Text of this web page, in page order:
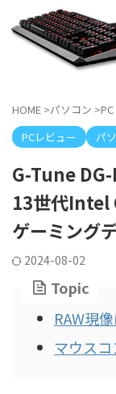
HOME >パソコン >
PCレビュー
パ
G-Tune
13世代Intel
ゲーミング
2024-08-02
Topic
RAW現
マウス